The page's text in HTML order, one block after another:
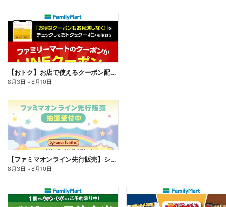
【おトク】お店で使えるクーポン配信中
8月3日 ～8月10日
【ファミマオンライン先行販売】シルバニアファミリー
8月3日 ～8月10日